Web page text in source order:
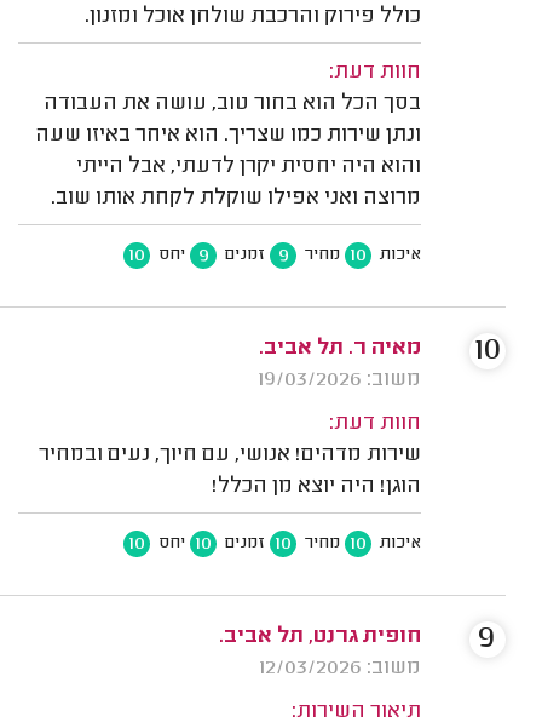
כולל פירוק והרכבת שולחן אוכל ומזנון.
חוות דעת:
בסך הכל הוא בחור טוב, עושה את העבודה
ונתן שירות כמו שצריך. הוא איחר באיזו שעה
והוא היה יחסית יקרן לדעתי, אבל הייתי
מרוצה ואני אפילו שוקלת לקחת אותו שוב.
איכות 10 מחיר 9 זמנים 9 יחס 10
מאיה ר. תל אביב.
משוב: 19/03/2026
חוות דעת:
שירות מדהים! אנושי, עם חיוך, נעים ובמחיר
הוגן! היה יוצא מן הכלל!
איכות 10 מחיר 10 זמנים 10 יחס 10
10
חופית גרנט, תל אביב.
משוב: 12/03/2026
תיאור השירות:
9